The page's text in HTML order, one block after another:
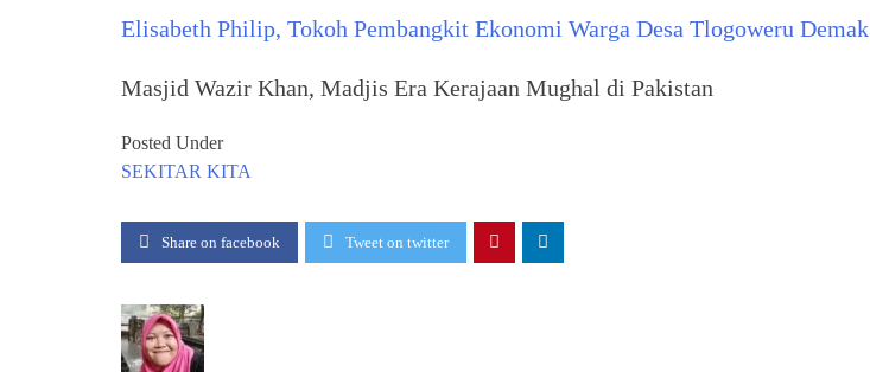
Elisabeth Philip, Tokoh Pembangkit Ekonomi Warga Desa Tlogoweru Demak
Masjid Wazir Khan, Madjis Era Kerajaan Mughal di Pakistan
Posted Under
SEKITAR KITA
Share on facebook Tweet on twitter